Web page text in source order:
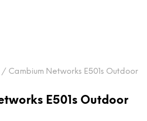
/ Cambium Networks E501s Outdoor
E501s Outdoor